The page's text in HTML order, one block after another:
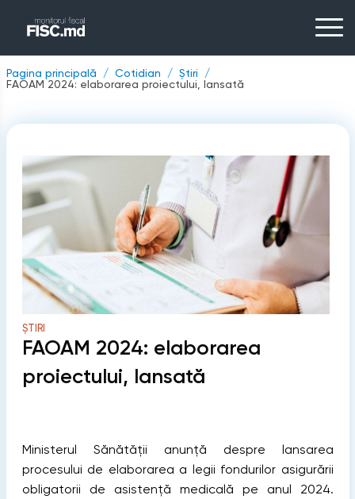
Pagina principală Cotidian
Știri
FAOAM 2024: elaborarea proiectului, lansată
ȘTIRI
FAOAM 2024: elaborarea
proiectului, lansată
Ministerul Sănătății anunță despre lansarea
procesului de elaborarea a legii fondurilor asigurării
obligatorii de asistență medicală pe anul 2024.